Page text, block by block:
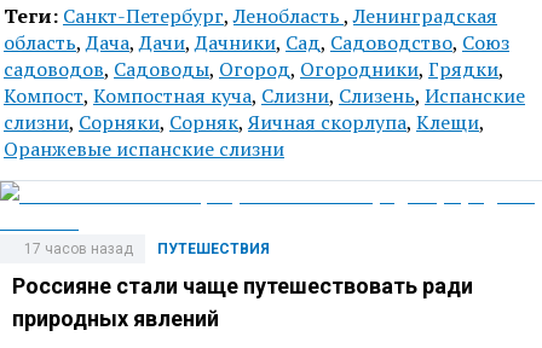
Теги: Санкт-Петербург,Ленобласть,Ленинградская
область,Дача,Дачи,Дачники, Сад, Садоводство, Союз
садоводов, Садоводы, Огород, Огородники, Грядки,
Компост, Компостная куча, Слизни, Слизень, Испанские
слизни, Сорняки, Сорняк,Яичная скорлупа, Клещи,
Оранжевые испанские слизни
ПУТЕШЕСТВИЯ
17 часов назад
Россияне стали чаще путешествовать ради
природных явлений